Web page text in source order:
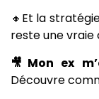
🔸Et la
reste une
🎥Mon ex
Découvre